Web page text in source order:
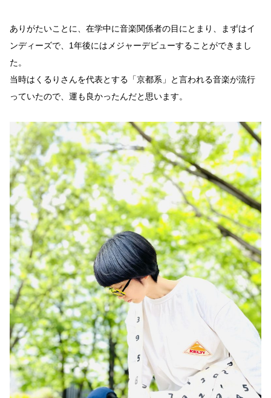
ありがたいことに、在学中に音楽関係者の目にとまり、まずはイ
ンディーズで、1年後にはメジャーデビューすることができまし
た。
当時はくるりさんを代表とする「京都系」と言われる音楽が流行
っていたので、運も良かったんだと思います。